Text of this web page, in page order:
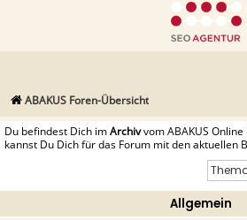
ABAKUS Foren-Übersicht
Du befindest Dich imArchivvom ABAKUS
kannst Du Dich für das Forum mit den aktuellen
Allgemein